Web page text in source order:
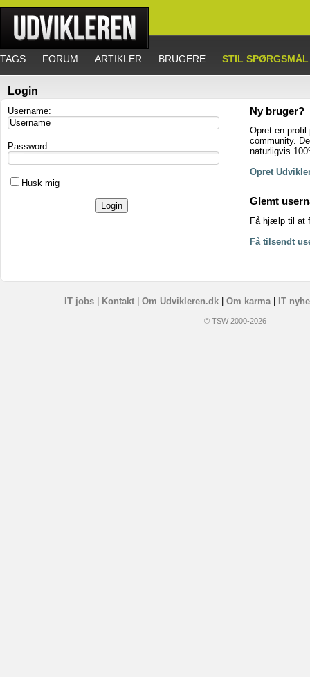
TAGS FORUM ARTIKLER BRUGERE STIL SPØRGSMÅL
Login
Username:
Password:
Husk mig
Ny bruger?
Opret en profil
community.
naturligvis
Opret
Glemt
Få hjælp til at
Få tilsendt
IT jobs| Kontakt| Om Udvikleren.dk| Om karma| IT
© TSW 2000-2026